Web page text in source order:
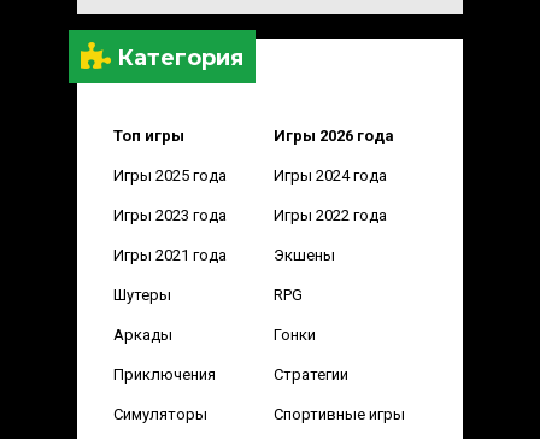
Категория
Топ игры Игры 2026 года
Игры 2025 года Игры 2024 года
Игры 2023 года Игры 2022 года
Игры 2021 года Экшены
Шутеры RPG
Аркады Гонки
Приключения Стратегии
Симуляторы Спортивные игры